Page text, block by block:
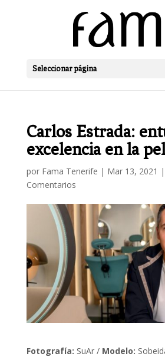
Seleccionar página
Carlos Estrada:
excelencia en la
por Fama Tenerife | Mar 13, 2021 |
Comentarios
Fotografía: SuAr / Modelo: